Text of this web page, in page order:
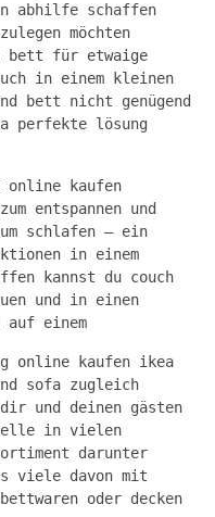
abhilfe schaffen
möchten
bett für etwaige
in einem kleinen
bett nicht genügend
perfekte lösung
kaufen
entspannen und
schlafen – ein
in einem
kannst du couch
und in einen
auf einem
online kaufen ikea
sofa zugleich
und deinen gästen
in vielen
darunter
viele davon mit
oder decken